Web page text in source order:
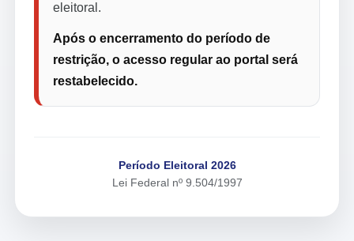
eleitoral.
Após o encerramento do período de
restrição, o acesso regular ao portal será
restabelecido.
Período Eleitoral 2026
Lei Federal nº 9.504/1997